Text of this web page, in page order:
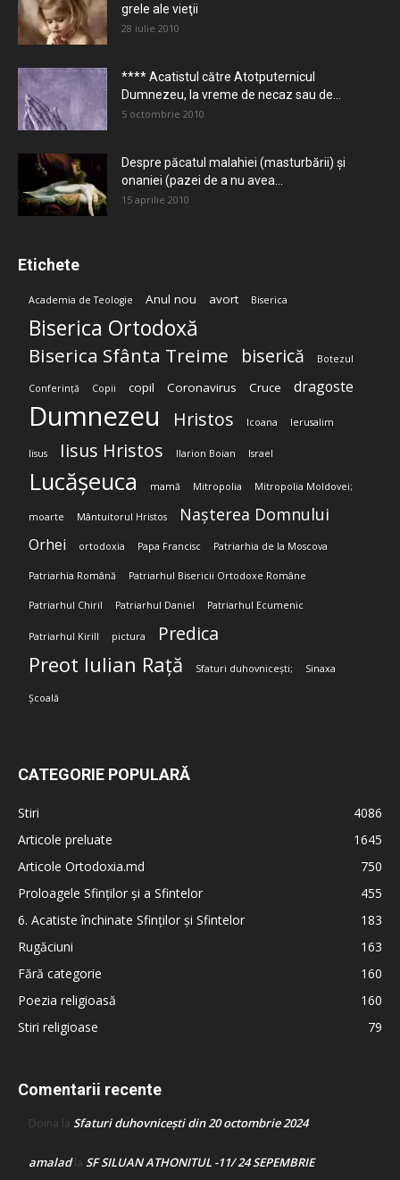
grele ale vieţii
28 iulie 2010
**** Acatistul către Atotputernicul
Dumnezeu, la vreme de necaz sau de...
5 octombrie 2010
Despre păcatul malahiei (masturbării) şi
onaniei (pazei de a nu avea...
15 aprilie 2010
Etichete
Academia de Teologie Anul nou avort Biserica
Biserica Ortodoxă
Biserica Sfânta Treime biserică Botezul
Conferință Copii copil Coronavirus Cruce dragoste
Dumnezeu Hristos Icoana Ierusalim
Iisus Iisus Hristos Ilarion Boian Israel
Lucășeuca mamă Mitropolia Mitropolia Moldovei;
moarte Mântuitorul Hristos Nașterea Domnului
Orhei ortodoxia Papa Francisc Patriarhia de la Moscova
Patriarhia Română Patriarhul Bisericii Ortodoxe Române
Patriarhul Chiril Patriarhul Daniel Patriarhul Ecumenic
Patriarhul Kirill pictura Predica
Preot Iulian Rață Sfaturi duhovnicești; Sinaxa
Școală
CATEGORIE POPULARĂ
Stiri
4086
Articole preluate
1645
Articole Ortodoxia.md
750
Proloagele Sfinților și a Sfintelor
455
6. Acatiste închinate Sfinților și Sfintelor
183
Rugăciuni
163
Fără categorie
160
Poezia religioasă
160
Stiri religioase
79
Comentarii recente
Doina la Sfaturi duhovnicești din 20 octombrie 2024
amaladla SF SILUAN ATHONITUL -11/ 24 SEPEMBRIE